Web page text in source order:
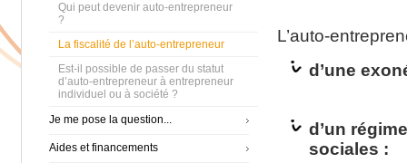
Qui peut devenir auto-entrepreneur
?
La fiscalité de l’auto-entrepreneur
Est-il possible de passer du statut
d’auto-entrepreneur à entrepreneur
individuel ou à société ?
Je me pose la question...
Aides et financements
L’auto-
d’une
d’un
sociales :